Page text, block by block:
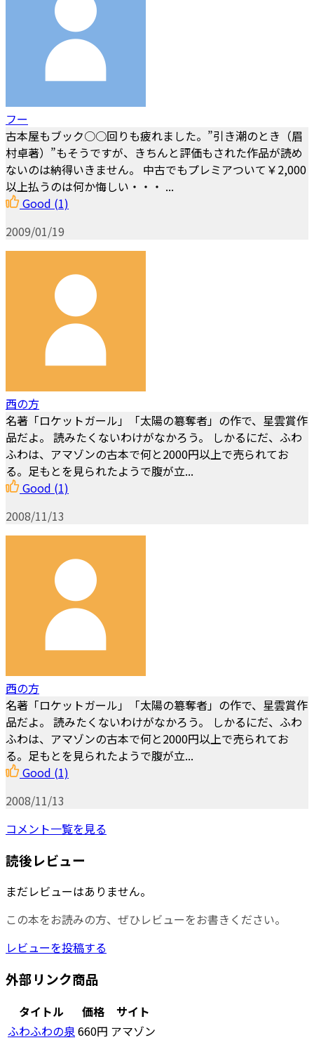
フー
古本屋もブック○○回りも疲れました。”引き潮のとき（眉
村卓著）”もそうですが、きちんと評価もされた作品が読め
ないのは納得いきません。 中古でもプレミアついて￥2,000
以上払うのは何か悔しい・・・ ...
Good (1)
2009/01/19
西の方
名著「ロケットガール」「太陽の簒奪者」の作で、星雲賞作
品だよ。 読みたくないわけがなかろう。 しかるにだ、ふわ
ふわは、アマゾンの古本で何と2000円以上で売られてお
る。足もとを見られたようで腹が立...
Good (1)
2008/11/13
西の方
名著「ロケットガール」「太陽の簒奪者」の作で、星雲賞作
品だよ。 読みたくないわけがなかろう。 しかるにだ、ふわ
ふわは、アマゾンの古本で何と2000円以上で売られてお
る。足もとを見られたようで腹が立...
Good (1)
2008/11/13
コメント一覧を見る
読後レビュー
まだレビューはありません。
この本をお読みの方、ぜひレビューをお書きください。
レビューを投稿する
外部リンク商品
タイトル 価格
サイト
ふわふわの泉660円 アマゾン